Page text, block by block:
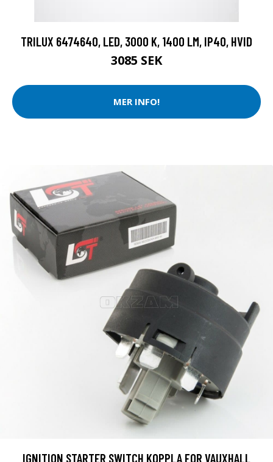
TRILUX 6474640, LED, 3000 K, 1400 LM, IP40, HVID
3085 SEK
MER INFO!
IGNITION STARTER SWITCH KOPPLA FOR VAUXHALL